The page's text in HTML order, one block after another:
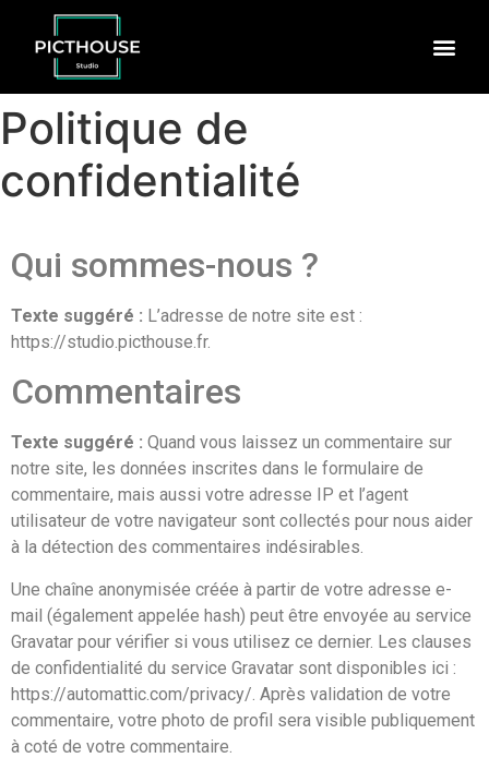
Politique de
confidentialité
Qui sommes-nous ?
Texte suggéré : L’adresse de notre site est :
https://studio.picthouse.fr.
Commentaires
Texte suggéré : Quand vous laissez un commentaire sur
notre site, les données inscrites dans le formulaire de
commentaire, mais aussi votre adresse IP et l’agent
utilisateur de votre navigateur sont collectés pour nous aider
à la détection des commentaires indésirables.
Une chaîne anonymisée créée à partir de votre adresse e-
mail (également appelée hash) peut être envoyée au service
Gravatar pour vérifier si vous utilisez ce dernier. Les clauses
de confidentialité du service Gravatar sont disponibles ici :
https://automattic.com/privacy/. Après validation de votre
commentaire, votre photo de profil sera visible publiquement
à coté de votre commentaire.